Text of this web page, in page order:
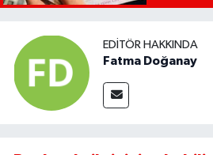
EDITÖR HAKKINDA
Fatma Doğanay